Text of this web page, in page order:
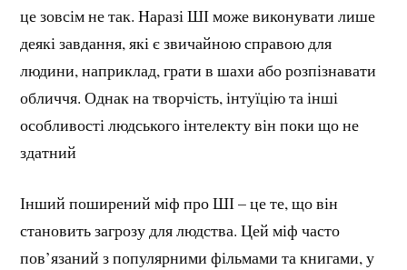
це зовсім не так. Наразі ШІ може виконувати лише
деякі завдання, які є звичайною справою для
людини, наприклад, грати в шахи або розпізнавати
обличчя. Однак на творчість, інтуїцію та інші
особливості людського інтелекту він поки що не
здатний
Інший поширений міф про ШІ – це те, що він
становить загрозу для людства. Цей міф часто
пов’язаний з популярними фільмами та книгами, у